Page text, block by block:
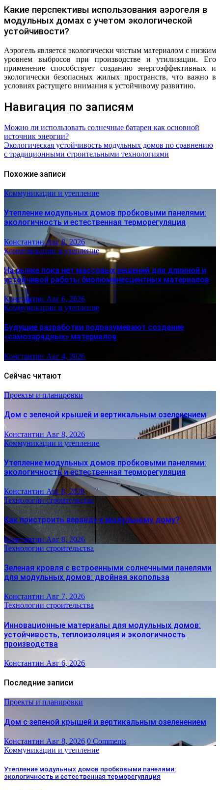
Какие перспективы использования аэрогеля в
модульных домах с учетом экологической
устойчивости?
Аэрогель является экологически чистым материалом с низким
уровнем выбросов при производстве и утилизации. Его
применение способствует созданию энергоэффективных и
экологически безопасных жилых пространств, что важно в
условиях растущего внимания к устойчивому развитию.
Навигация по записям
Можно ли использовать солнечные батареи как основной
источник энергии?
Экологическая устойчивость модульных домов по сравнению
с традиционными строительными технологиями
Похожие записи
Коммуникации и утепление
Утепление модульных домов пробковыми панелями:
экологичность и естественная терморегуляция
КонстантинАвг 8, 2026
Коммуникации и утепление
На рынке пока нет массовых решений для длинной и
устойчивой работы биолюминесцентных материалов
Константин Авг 6, 2026
Коммуникации и утепление
Будущие разработки подразумевают создание
«самозарядных» материалов
Константин Авг 4, 2026
Сейчас читают
Проекты и планировки
Дом с зеленой крышей и вертикальным озеленением
Константин Авг 8, 2026
Коммуникации и утепление
Утепление модульных домов пробковыми панелями:
экологичность и естественная терморегуляция
Константин Авг 8, 2026
Технологии строительства
Как пристроить веранду к модульному дому?
Константин Авг 8, 2026
Технологии строительства
Зеленая кровля с встроенными солнечными панелями
для модульных домов: двойная экопольза
Константин Авг 7, 2026
Технологии строительства
Инновационные материалы для модульных домов:
устойчивость, теплоизоляция и экологичность
производства
Константин Авг 6, 2026
Последние записи
Проекты и планировки
Дом с зеленой крышей и вертикальным озеленением
Константин Авг 8, 2026 0 Comments
Коммуникации и утепление
Утепление модульных домов пробковыми панелями:
экологичность и естественная терморегуляция